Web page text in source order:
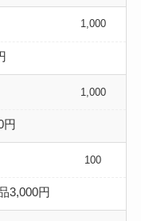
1,000
1,000
円
100
3,000円